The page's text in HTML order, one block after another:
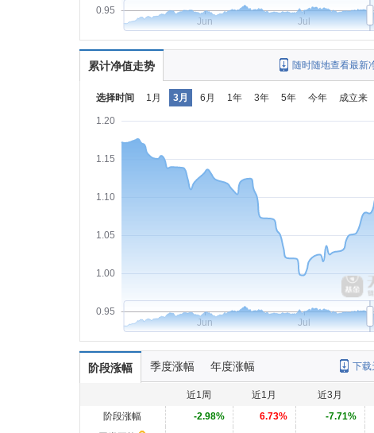
0.95
Jun Jul
累计净值走势 随时随地查看最新
选择时间 1月 3月 6月 1年 3年 5年 今年 成立来
0.95
1.00
1.05
1.10
1.15
1.20
Jun Jul
阶段涨幅 季度涨幅 年度涨幅 下载
近1周 近1月 近3月
阶段涨幅
-2.98% 6.73% -7.71%